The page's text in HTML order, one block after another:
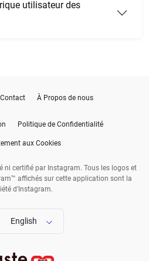
utilisateur des
English
ni certifié par Instagram. Tous les logos et
affichés sur cette application sont la
d'Instagram.
Contact À Propos de nous
Politique de Confidentialité
aux Cookies